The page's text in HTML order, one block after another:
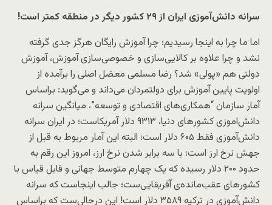
سرانه دانش‌آموزی ایران از ۲۹ کشور دیگر در منطقه کمتر است!
اما ما چرا به اینجا رسیدیم؛ چرا آموزش رایگان هرگز جدی گرفته
نشد و چرا علاوه بر کالایی‌سازی و خصوصی‌سازی آموزش، آموزش
دولتی هم «پولی» شد؟ رضا مسلمی معضل اصلی را برآمده از
اولویت پایین آموزش برای دولتمردان می‌داند و می‌گوید: براساس
آمار سازمان “همکاری‌های اقتصادی و توسعه”، میانگین سرانه
دانش‌اموزی کشورهای دنیا، ۹۳۱۳ دلار آمریکاست؛ در ایران سرانه
دانش‌آموزی فقط ۶۰۵ دلار است؛ البته این آمار مربوط به قبل از
جهش نرخ ارز است؛ با سه برابر شدن نرخ ارز، امروز این رقم به
حدود ۲۰۰ دلار رسیده که یک چهارم متوسط جهانی و قابل قیاس با
کشورهای عقب‌مانده‌ی آفریقایی‌ست؛ جالب اینجاست که سرانه
دانش‌آموزی در ترکیه ۳۵۸۹ دلار است! این درحالی‌ست که براساس